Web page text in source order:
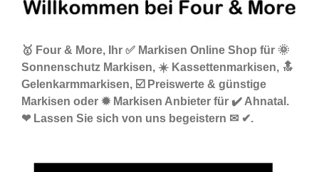
🥇 Four & More, Ihr ✅ Markisen Online Shop für 🌞
Sonnenschutz Markisen, ☀️ Kassettenmarkisen, 🔝
Gelenkarmmarkisen, ☑️ Preiswerte & günstige
Markisen oder ✹ Markisen Anbieter für ✔️ Ahnatal.
❤ Lassen Sie sich von uns begeistern ✉ ✔.